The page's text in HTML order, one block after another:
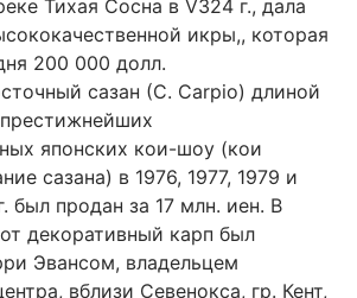
Тихая Сосна в V324 г., дала
икры,, которая
200 000 долл.
сазан (С. Carpio) длиной
японских кои-шоу (кои
сазана) в 1976, 1977, 1979 и
был продан за 17 млн. иен. В
декоративный карп был
Эвансом, владельцем
вблизи Севенокса, гр. Кент,